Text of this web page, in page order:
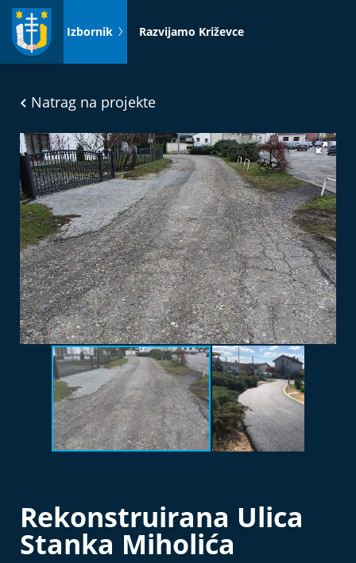
Idi
sadržaj
Izbornik Razvijamo Križevce
Natrag na projekte
Rekonstruirana Ulica
Stanka Miholića